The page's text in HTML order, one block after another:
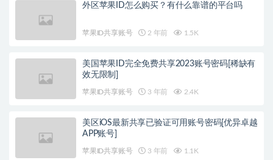
外区苹果ID怎么购买？有什么靠谱的平台吗
苹果ID共享账号 2 年前 1.5K
美国苹果ID完全免费共享2023账号密码[稀缺有
效无限制]
苹果ID共享账号 3 年前 2.4K
美区iOS最新共享已验证可用账号密码[优异卓越
APP账号]
苹果ID共享账号 3 年前 1.1K